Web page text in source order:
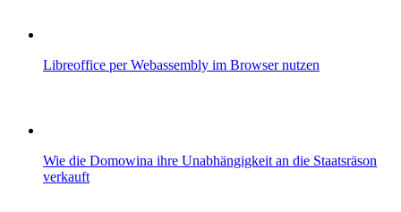
Libreoffice per Webassembly im Browser nutzen
Wie die Domowina ihre Unabhängigkeit an die Staatsräson
verkauft